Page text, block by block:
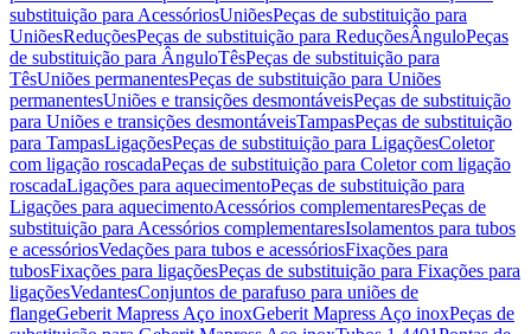
substituição para AcessóriosUniõesPeças de substituição para
UniõesReduçõesPeças de substituição para ReduçõesÂnguloPeças
de substituição para ÂnguloTêsPeças de substituição para
TêsUniões permanentesPeças de substituição para Uniões
permanentesUniões e transições desmontáveisPeças de substituição
para Uniões e transições desmontáveisTampasPeças de substituição
para TampasLigaçõesPeças de substituição para LigaçõesColetor
com ligação roscadaPeças de substituição para Coletor com ligação
roscadaLigações para aquecimentoPeças de substituição para
Ligações para aquecimentoAcessórios complementaresPeças de
substituição para Acessórios complementaresIsolamentos para tubos
e acessóriosVedações para tubos e acessóriosFixações para
tubosFixações para ligaçõesPeças de substituição para Fixações para
ligaçõesVedantesConjuntos de parafuso para uniões de
flangeGeberit Mapress Aço inoxGeberit Mapress Aço inoxPeças de